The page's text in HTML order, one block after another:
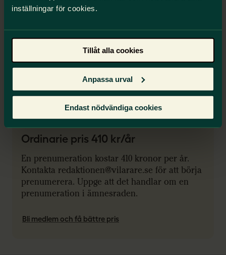
inställningar för cookies.
Tillåt alla cookies
Anpassa urval
Endast nödvändiga cookies
Som medlem har du mer än 25 procent rabatt
kr/mån kommer att faktureras tillsammans
med din medlemsavgift.
Inte medlem?
Ordinarie pris 410 kr/år
En prenumeration kostar 410 kronor per år.
Kontakta redaktionen@vilarare.se för att börja
prenumerera. Uppge att det handlar om en
prenumeration i ämnesraden.
Bli medlem och få bättre pris